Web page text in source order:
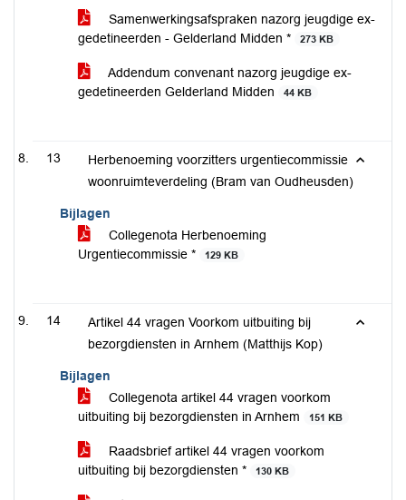
Samenwerkingsafspraken nazorg jeugdige ex-
gedetineerden - Gelderland Midden *
273 KB
Addendum convenant nazorg jeugdige ex-
gedetineerden Gelderland Midden
44 KB
13
Herbenoeming voorzitters urgentiecommissie
woonruimteverdeling (Bram van Oudheusden)
Bijlagen
Collegenota Herbenoeming
Urgentiecommissie *
129 KB
14
Artikel 44 vragen Voorkom uitbuiting bij
bezorgdiensten in Arnhem (Matthijs Kop)
Bijlagen
Collegenota artikel 44 vragen voorkom
uitbuiting bij bezorgdiensten in Arnhem
151 KB
Raadsbrief artikel 44 vragen voorkom
uitbuiting bij bezorgdiensten *
130 KB